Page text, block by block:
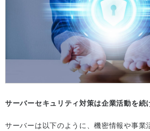
サーバーセキュリティ対策は企業活動を続
サーバーは以下のように、機密情報や事業